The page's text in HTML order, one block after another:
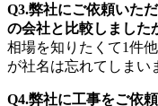
Q3.弊社にご依頼いた
の会社と比較しました
相場を知りたくて1件
が社名は忘れてしまい
Q4.弊社に工事をご依